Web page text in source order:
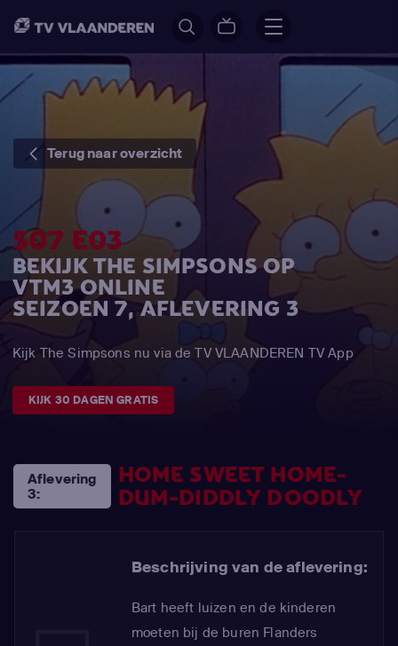
Terug naar overzicht
S07 E03
BEKIJK THE SIMPSONS OP
VTM3 ONLINE
SEIZOEN 7, AFLEVERING 3
Kijk The Simpsons nu via de TV VLAANDEREN TV App
KIJK 30 DAGEN GRATIS
Aflevering
3:
HOME SWEET HOME-
DUM-DIDDLY DOODLY
Beschrijving van de aflevering:
Bart heeft luizen en de kinderen
moeten bij de buren Flanders